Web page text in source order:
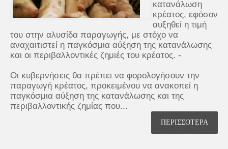
κατανάλωση
κρέατος, εφόσον
αυξηθεί η τιμή
του στην αλυσίδα παραγωγής, με στόχο να
αναχαιτιστεί η παγκόσμια αύξηση της κατανάλωσης
και οι περιβαλλοντικές ζημιές του κρέατος. -
Οι κυβερνήσεις θα πρέπει να φορολογήσουν την
παραγωγή κρέατος, προκειμένου να ανακοπεί η
παγκόσμια αύξηση της κατανάλωσης και της
περιβαλλοντικής ζημίας που...
ΠΕΡΙΣΣΟΤΕΡΑ